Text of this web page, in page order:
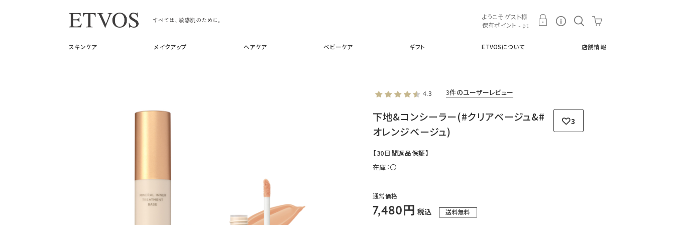
スキンケア メイクアップ ヘアケア ベビーケア ギフト ETVOSについて 店舗情報
ようこそ ゲスト様
保有ポイント - pt
4.3 3件のユーザーレビュー
下地&コンシーラー(#クリアベージュ&#
オレンジベージュ)
3
【30日間返品保証】
在庫：〇
送料無料
通常価格
7,480円 税込